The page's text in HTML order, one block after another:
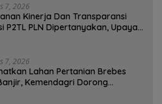
7, 2026
Kinerja Dan Transparansi
P2TL PLN Dipertanyakan, Upaya
7, 2026
Lahan Pertanian Brebes
Kemendagri Dorong